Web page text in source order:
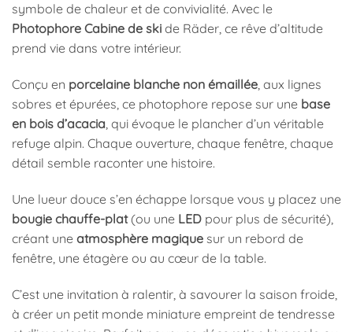
symbole de chaleur et de convivialité. Avec le
Photophore Cabine de ski de Räder, ce rêve d’altitude
prend vie dans votre intérieur.
Conçu en porcelaine blanche non émaillée, aux lignes
sobres et épurées, ce photophore repose sur une base
en bois d’acacia, qui évoque le plancher d’un véritable
refuge alpin. Chaque ouverture, chaque fenêtre, chaque
détail semble raconter une histoire.
Une lueur douce s’en échappe lorsque vous y placez une
bougie chauffe-plat(ou une LED pour plus de sécurité),
créant une atmosphère magique sur un rebord de
fenêtre, une étagère ou au cœur de la table.
C’est une invitation à ralentir, à savourer la saison froide,
à créer un petit monde miniature empreint de tendresse